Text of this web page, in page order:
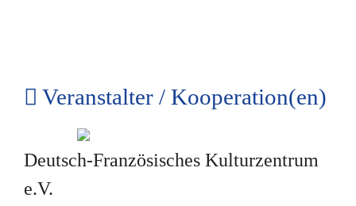
Veranstalter / Kooperation(en)
Deutsch-Französisches Kulturzentrum
e.V.